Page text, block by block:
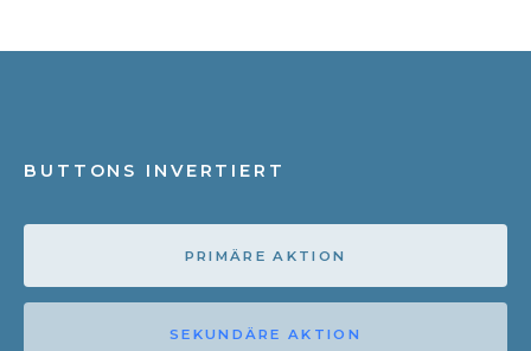
BUTTONS INVERTIERT
PRIMÄRE AKTION
SEKUNDÄRE AKTION